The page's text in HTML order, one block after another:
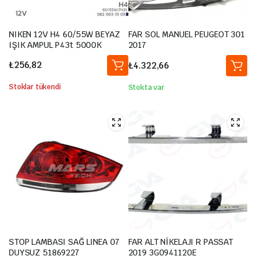
TCe 140 (HFN0)
2020-. E-TECH 160
NIKEN 12V H4 60/55W BEYAZ
IŞIK AMPUL P43t 5000K
₺256,82
Stoklar tükendi
FAR SOL MANUEL PEUGEOT 301
2017
₺4.322,66
Stokta var
STOP LAMBASI SAĞ LINEA 07
DUYSUZ 51869227
FAR ALT NİKELAJI R PASSAT
2019 3G0941120E